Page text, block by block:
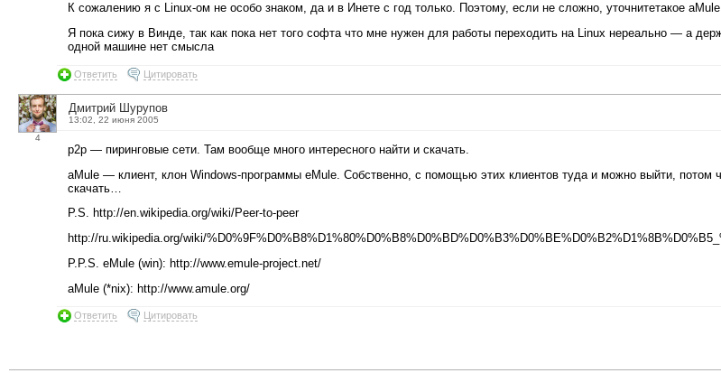
К сожалению я с Linux-ом не особо знаком, да и в Инете с год только. Поэтому, если не сложно, уточнитетакое
Я пока сижу в Винде, так как пока нет того софта что мне нужен для работы переходить на Linux нереально — а
одной машине нет смысла
Ответить Цитировать
4
Дмитрий Шурупов
13:02, 22 июня 2005
p2p — пиринговые сети. Там вообще много интересного найти и скачать.
aMule — клиент, клон Windows-программы eMule. Собственно, с помощью этих клиентов туда и можно выйти, потом
скачать…
P.S. http://en.wikipedia.org/wiki/Peer-to-peer
http://ru.wikipedia.org/wiki/
P.P.S. eMule (win): http://www.emule-project.net/
aMule (*nix): http://www.amule.org/
Ответить Цитировать